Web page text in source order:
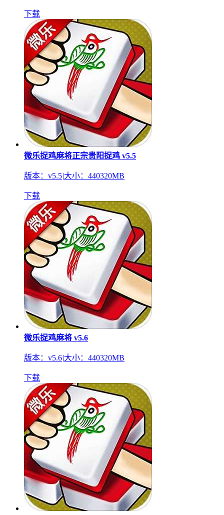
下载
微乐捉鸡麻将正宗贵阳捉鸡 v5.5
版本：v5.5|大小：440320MB
下载
微乐捉鸡麻将 v5.6
版本：v5.6|大小：440320MB
下载